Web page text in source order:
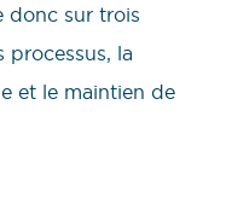
donc sur trois
processus, la
et le maintien de